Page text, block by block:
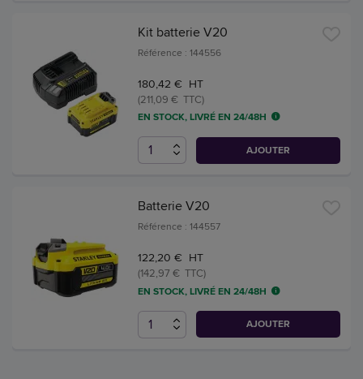
Kit batterie V20
Référence : 144556
180,42 € HT
(211,09 € TTC)
EN STOCK, LIVRÉ EN 24/48H
AJOUTER
Batterie V20
Référence : 144557
122,20 € HT
(142,97 € TTC)
EN STOCK, LIVRÉ EN 24/48H
AJOUTER